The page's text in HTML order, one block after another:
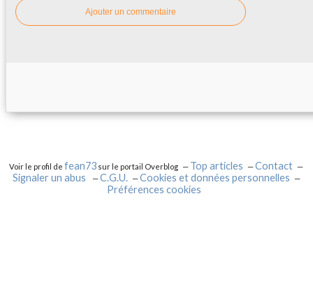
Ajouter un commentaire
Voir le profil defean73 sur le portail Overblog Top articles
Contact
Signaler un abus
C.G.U.
Cookies et données personnelles
Préférences cookies